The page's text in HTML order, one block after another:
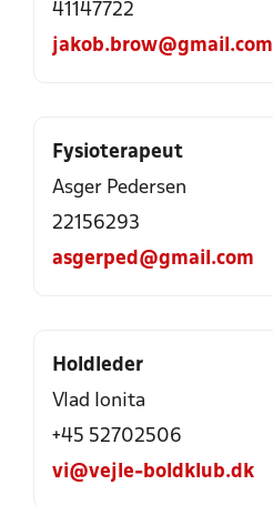
41147722
jakob.brow@gmail.com
Fysioterapeut
Asger Pedersen
22156293
asgerped@gmail.com
Holdleder
Vlad Ionita
+45 52702506
vi@vejle-boldklub.dk